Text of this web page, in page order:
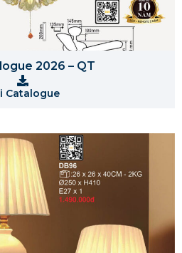
2026 – QT
Catalogue